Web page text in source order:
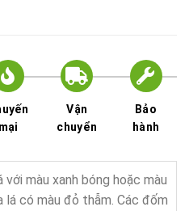
mại
Vận
chuyển
Bảo
hành
với màu xanh bóng hoặc màu
có màu đỏ thẫm. Các đốm